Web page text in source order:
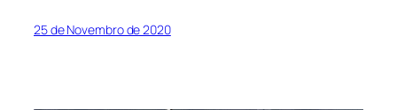
25 de Novembro de 2020